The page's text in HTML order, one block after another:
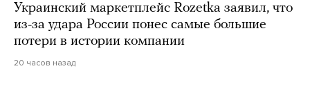
Украинский маркетплейс Rozetka заявил, что
из-за удара России понес самые большие
потери в истории компании
20 часов назад